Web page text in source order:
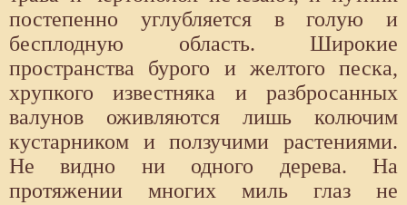
постепенно углубляется в голую и
бесплодную область. Широкие
пространства бурого и желтого песка,
хрупкого известняка и разбросанных
валунов оживляются лишь колючим
кустарником и ползучими растениями.
Не видно ни одного дерева. На
протяжении многих миль глаз не